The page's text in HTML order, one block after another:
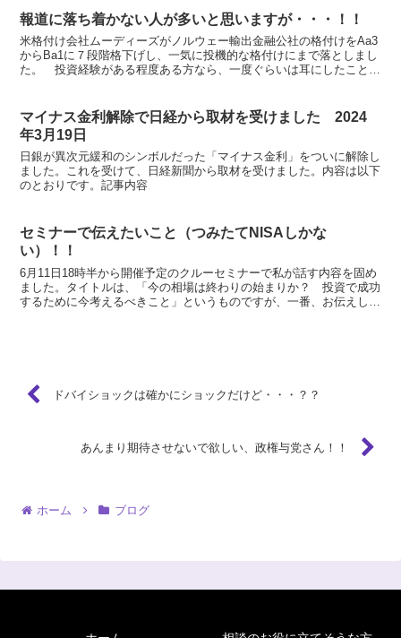
報道に落ち着かない人が多いと思いますが・・・！！
米格付け会社ムーディーズがノルウェー輸出金融公社の格付けをAa3
からBa1に７段階格下げし、一気に投機的な格付けにまで落としまし
た。 投資経験がある程度ある方なら、一度ぐらいは耳にしたことが
マイナス金利解除で日経から取材を受けました 2024
年3月19日
日銀が異次元緩和のシンボルだった「マイナス金利」をついに解除し
ました。これを受けて、日経新聞から取材を受けました。内容は以下
のとおりです。記事内容
セミナーで伝えたいこと（つみたてNISAしかな
い）！！
6月11日18時半から開催予定のクルーセミナーで私が話す内容を固め
ました。タイトルは、「今の相場は終わりの始まりか？ 投資で成功
するために今考えるべきこと」というものですが、一番、お伝えした
ドバイショックは確かにショックだけど・・・？？
あんまり期待させないで欲しい、政権与党さん！！
ホーム ブログ